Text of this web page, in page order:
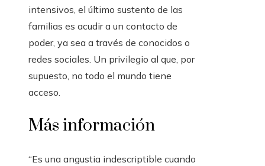
intensivos, el último sustento de las
familias es acudir a un contacto de
poder, ya sea a través de conocidos o
redes sociales. Un privilegio al que, por
supuesto, no todo el mundo tiene
acceso.
Más información
“Es una angustia indescriptible cuando